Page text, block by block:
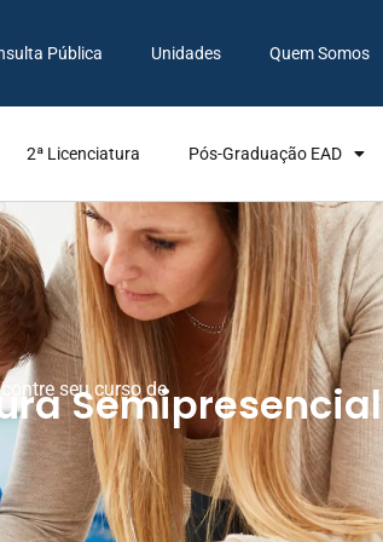
Pública Unidades Quem Somos
2ª Licenciatura Pós-Graduação EAD
seu curso de
Semipresencial